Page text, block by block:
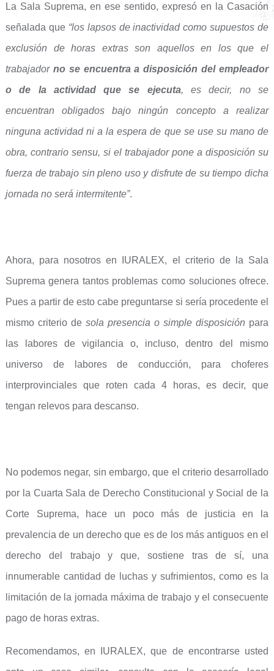
La Sala Suprema, en ese sentido, expresó en la Casación
señalada que “los lapsos de inactividad como supuestos de
exclusión de horas extras son aquellos en los que el
trabajador no se encuentra a disposición del empleador
o de la actividad que se ejecuta, es decir, no se
encuentran obligados bajo ningún concepto a realizar
ninguna actividad ni a la espera de que se use su mano de
obra, contrario sensu, si el trabajador pone a disposición su
fuerza de trabajo sin pleno uso y disfrute de su tiempo dicha
jornada no será intermitente”.
Ahora, para nosotros en IURALEX, el criterio de la Sala
Suprema genera tantos problemas como soluciones ofrece.
Pues a partir de esto cabe preguntarse si sería procedente el
mismo criterio de sola presencia o simple disposición para
las labores de vigilancia o, incluso, dentro del mismo
universo de labores de conducción, para choferes
interprovinciales que roten cada 4 horas, es decir, que
tengan relevos para descanso.
No podemos negar, sin embargo, que el criterio desarrollado
por la Cuarta Sala de Derecho Constitucional y Social de la
Corte Suprema, hace un poco más de justicia en la
prevalencia de un derecho que es de los más antiguos en el
derecho del trabajo y que, sostiene tras de sí, una
innumerable cantidad de luchas y sufrimientos, como es la
limitación de la jornada máxima de trabajo y el consecuente
pago de horas extras.
Recomendamos, en IURALEX, que de encontrarse usted